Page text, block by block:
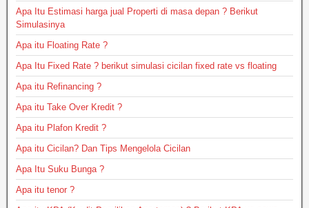
Apa Itu Estimasi harga jual Properti di masa depan ? Berikut
Simulasinya
Apa itu Floating Rate ?
Apa Itu Fixed Rate ? berikut simulasi cicilan fixed rate vs floating
Apa itu Refinancing ?
Apa itu Take Over Kredit ?
Apa itu Plafon Kredit ?
Apa itu Cicilan? Dan Tips Mengelola Cicilan
Apa Itu Suku Bunga ?
Apa itu tenor ?